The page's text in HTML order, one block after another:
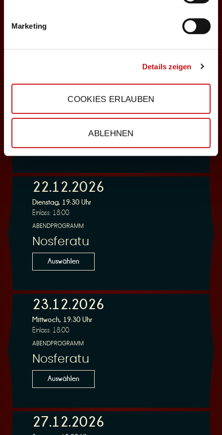
Marketing
Details zeigen
COOKIES ERLAUBEN
ABLEHNEN
Sonntag, 18:00 Uhr
Einlass: 16:30
22.12.2026
Dienstag, 19:30 Uhr
Einlass: 18:00
ABENDPROGRAMM
Nosferatu
Auswählen
23.12.2026
Mittwoch, 19:30 Uhr
Einlass: 18:00
ABENDPROGRAMM
Nosferatu
Auswählen
27.12.2026